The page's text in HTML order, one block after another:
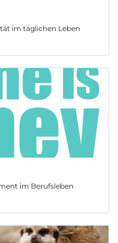
im täglichen Leben
im Berufsleben